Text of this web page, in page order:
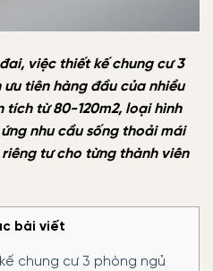
việc thiết kế chung cư 3
tiên hàng đầu của nhiều
tích từ 80-120m2, loại hình
nhu cầu sống thoải mái
tư cho từng thành viên
bài viết
chung cư 3 phòng ngủ